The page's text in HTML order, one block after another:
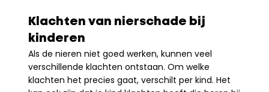
Klachten van nierschade bij
kinderen
Als de nieren niet goed werken, kunnen veel
verschillende klachten ontstaan. Om welke
klachten het precies gaat, verschilt per kind. Het